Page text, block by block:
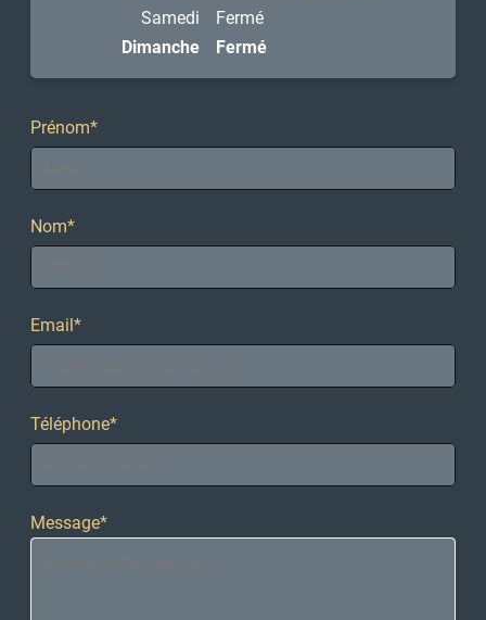
Samedi
Fermé
Dimanche
Fermé
Prénom*
Nom*
Email*
Téléphone*
Message*